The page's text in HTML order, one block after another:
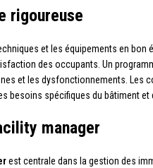
rigoureuse
et les équipements en
des occupants. Un
et les dysfonctionnements. Les
besoins spécifiques du bâtiment et
manager
est centrale dans la gestion des